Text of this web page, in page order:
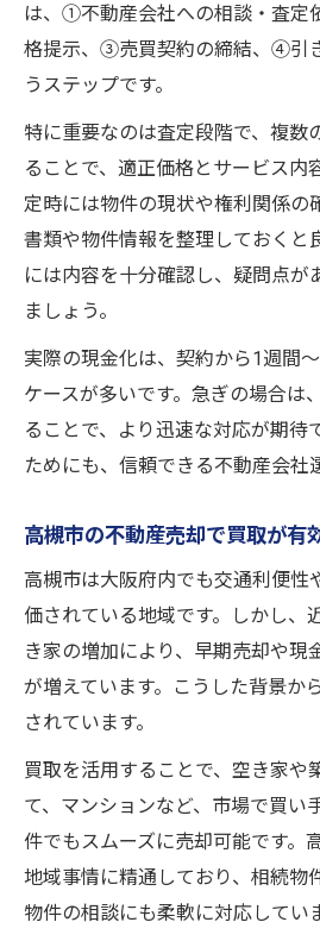
は、①不動産会社への相談・査定
格提示、③売買契約の締結、④引
うステップです。
特に重要なのは査定段階で、複数
ることで、適正価格とサービス内
定時には物件の現状や権利関係の
書類や物件情報を整理しておくと
には内容を十分確認し、疑問点が
ましょう。
実際の現金化は、契約から1週間
ケースが多いです。急ぎの場合は
ることで、より迅速な対応が期待
ためにも、信頼できる不動産会社
高槻市の不動産売却で買取が有
高槻市は大阪府内でも交通利便性
価されている地域です。しかし、
き家の増加により、早期売却や現
が増えています。こうした背景か
されています。
買取を活用することで、空き家や
て、マンションなど、市場で買い
件でもスムーズに売却可能です。
地域事情に精通しており、相続物
物件の相談にも柔軟に対応してい